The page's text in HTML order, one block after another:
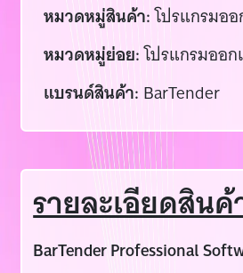
หมวดหมู่สินค้า:โปรแกรมอ
หมวดหมู่ย่อย:โปรแกรมออ
แบรนด์สินค้า: BarTender
รายละเอียดสิน
BarTender Professional